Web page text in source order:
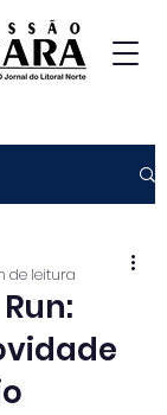
de leitura